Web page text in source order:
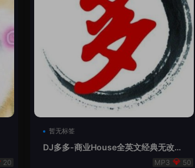
20
暂无标签
DJ多多-商业House全英文经典无改版
50